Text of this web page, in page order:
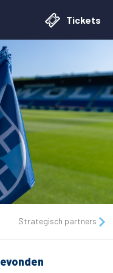
Tickets
Strategisch partners